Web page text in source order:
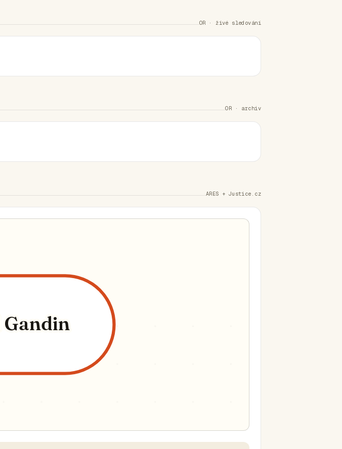
OR · živé sledování
OR · archiv
ARES + Justice.cz